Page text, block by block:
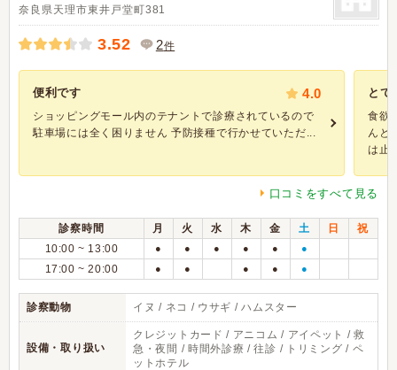
奈良県天理市東井戸堂町381
3.52 2件
便利です 4.0
ショッピングモール内のテナントで診療されているので
駐車場には全く困りません 予防接種で行かせていただ...
とて
食欲
んと
は止
口コミをすべて見る
診察時間 月 火 水 木 金 土 日
祝
10:00 ~ 13:00
● ● ● ● ● ●
17:00 ~ 20:00 ● ● ● ● ●
診察動物 イヌ / ネコ / ウサギ / ハムスター
設備・取り扱い
クレジットカード / アニコム / アイペット / 救
急・夜間 / 時間外診療 / 往診 / トリミング / ペ
ットホテル